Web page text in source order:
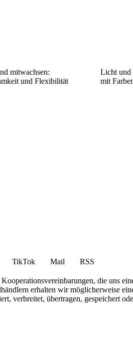
mitwachsen:
und Flexibilität
Licht und
mit
TikTok Mail
RSS
die uns
erhalten wir möglicherweise
verbreitet, übertragen, gespeichert